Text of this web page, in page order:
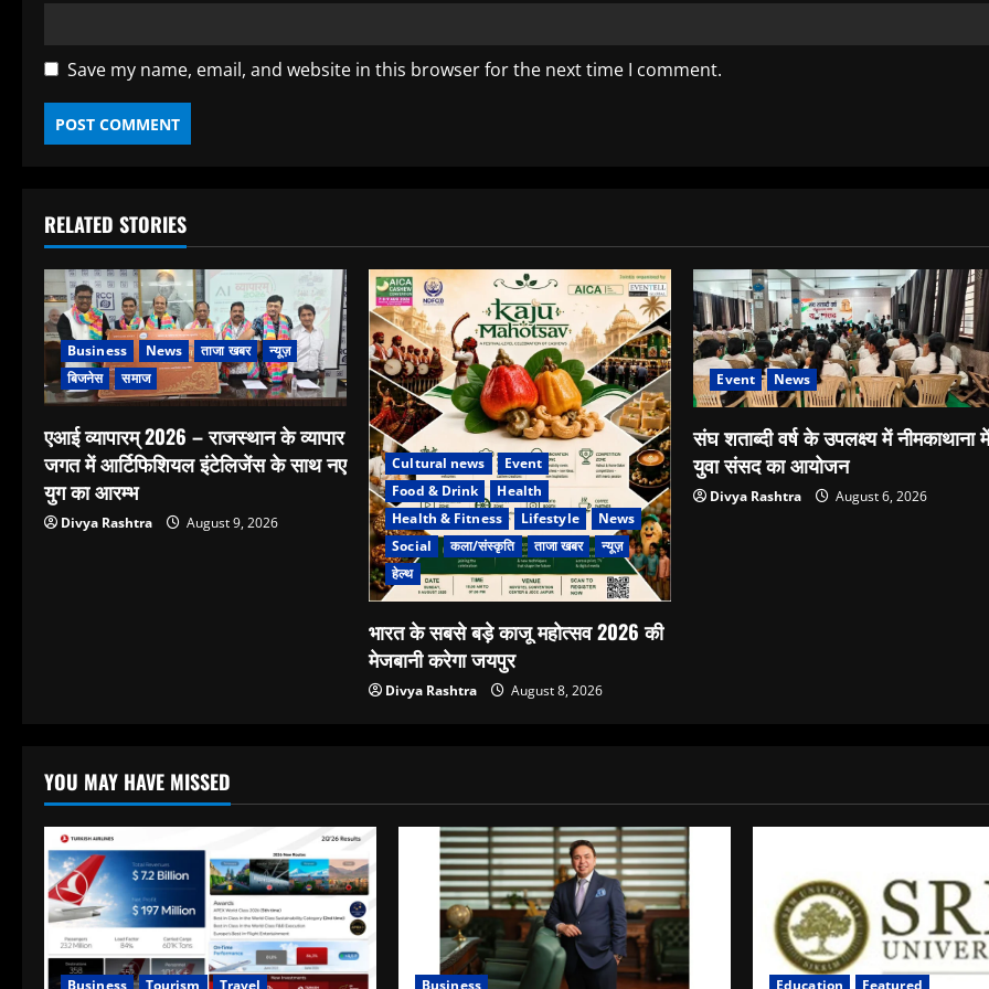
Save my name, email, and website in this browser for the next time I comment.
RELATED STORIES
Business News ताजा खबर
न्यूज़
बिजनेस
समाज
एआई व्यापारम् 2026 – राजस्थान के व्यापार
जगत में आर्टिफिशियल इंटेलिजेंस के साथ नए
युग का आरम्भ
Divya Rashtra August 9, 2026
Cultural news
Event
Food & Drink
Health
Health & Fitness
Lifestyle
News
Social
कला/संस्कृति ताजा खबर
न्यूज़
हेल्थ
भारत के सबसे बड़े काजू महोत्सव 2026 की
मेजबानी करेगा जयपुर
Divya Rashtra August 8, 2026
Event News
संघ शताब्दी वर्ष के उपलक्ष्य में नीमकाथाना
युवा संसद का आयोजन
Divya Rashtra August 6, 2026
YOU MAY HAVE MISSED
Business Tourism Travel Business Education Featured